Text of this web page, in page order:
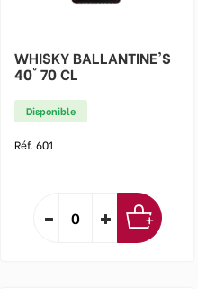
WHISKY BALLANTINE'S
40° 70 CL
Disponible
Réf. 601